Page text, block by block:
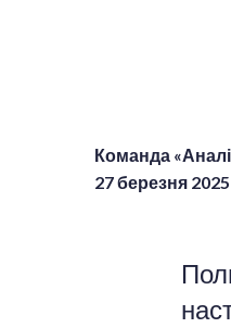
Команда
27 березня 2025